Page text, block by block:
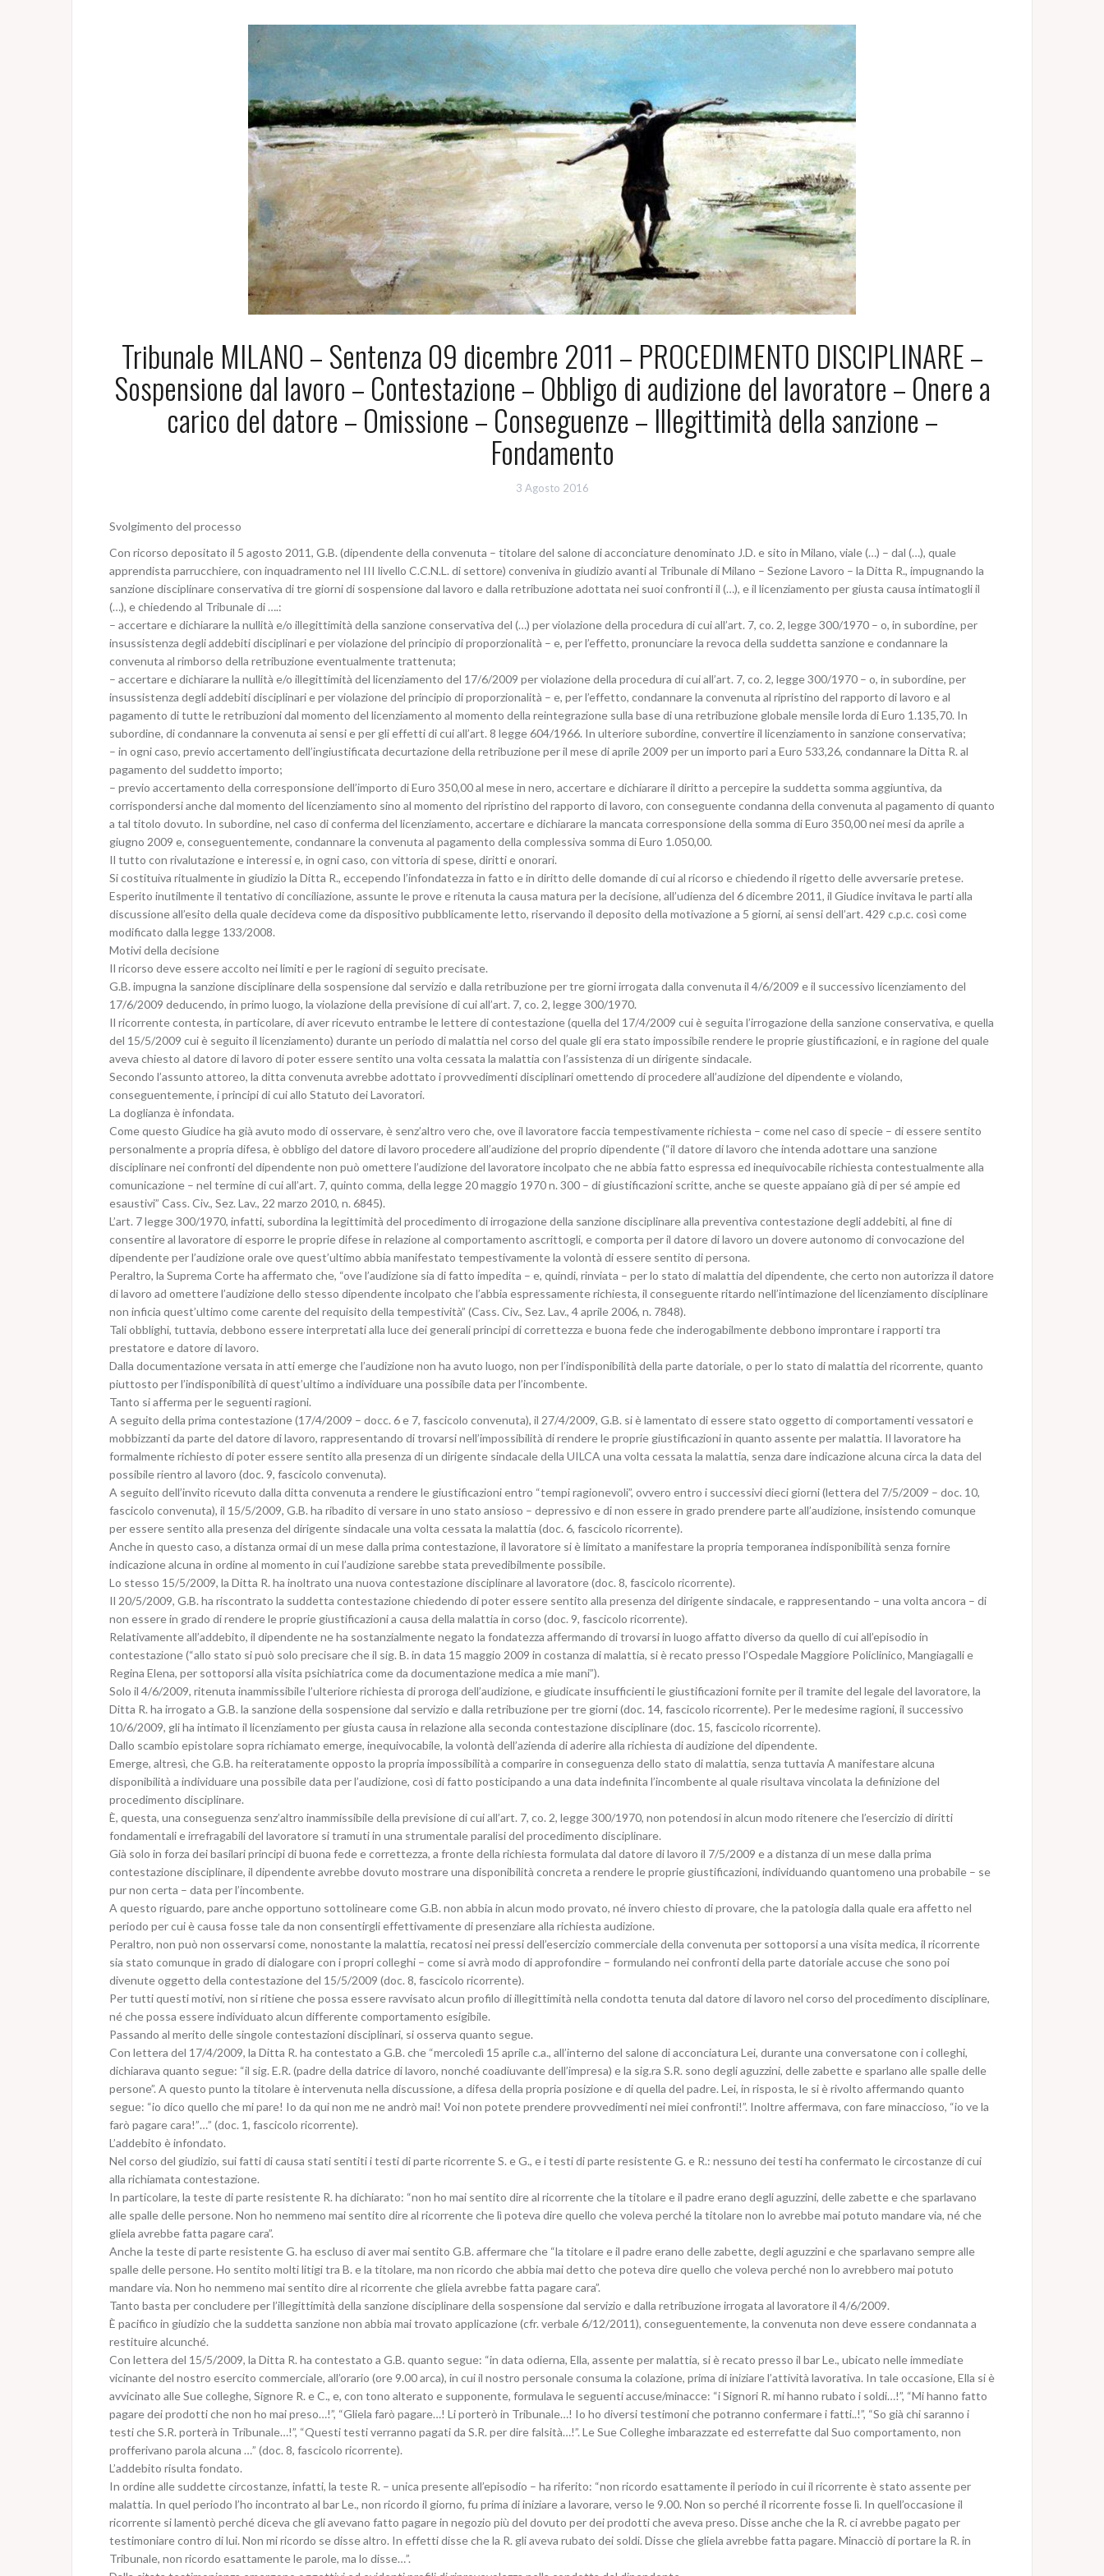
Tribunale MILANO – Sentenza 09 dicembre 2011 – PROCEDIMENTO DISCIPLINARE –
Sospensione dal lavoro – Contestazione – Obbligo di audizione del lavoratore – Onere a
carico del datore – Omissione – Conseguenze – Illegittimità della sanzione –
Fondamento
3 Agosto 2016
Svolgimento del processo
Con ricorso depositato il 5 agosto 2011, G.B. (dipendente della convenuta – titolare del salone di acconciature denominato J.D. e sito in Milano, viale (…) – dal (…), quale
apprendista parrucchiere, con inquadramento nel III livello C.C.N.L. di settore) conveniva in giudizio avanti al Tribunale di Milano – Sezione Lavoro – la Ditta R., impugnando la
sanzione disciplinare conservativa di tre giorni di sospensione dal lavoro e dalla retribuzione adottata nei suoi confronti il (…), e il licenziamento per giusta causa intimatogli il
(…), e chiedendo al Tribunale di ….:
– accertare e dichiarare la nullità e/o illegittimità della sanzione conservativa del (…) per violazione della procedura di cui all’art. 7, co. 2, legge 300/1970 – o, in subordine, per
insussistenza degli addebiti disciplinari e per violazione del principio di proporzionalità – e, per l’effetto, pronunciare la revoca della suddetta sanzione e condannare la
convenuta al rimborso della retribuzione eventualmente trattenuta;
– accertare e dichiarare la nullità e/o illegittimità del licenziamento del 17/6/2009 per violazione della procedura di cui all’art. 7, co. 2, legge 300/1970 – o, in subordine, per
insussistenza degli addebiti disciplinari e per violazione del principio di proporzionalità – e, per l’effetto, condannare la convenuta al ripristino del rapporto di lavoro e al
pagamento di tutte le retribuzioni dal momento del licenziamento al momento della reintegrazione sulla base di una retribuzione globale mensile lorda di Euro 1.135,70. In
subordine, di condannare la convenuta ai sensi e per gli effetti di cui all’art. 8 legge 604/1966. In ulteriore subordine, convertire il licenziamento in sanzione conservativa;
– in ogni caso, previo accertamento dell’ingiustificata decurtazione della retribuzione per il mese di aprile 2009 per un importo pari a Euro 533,26, condannare la Ditta R. al
pagamento del suddetto importo;
– previo accertamento della corresponsione dell’importo di Euro 350,00 al mese in nero, accertare e dichiarare il diritto a percepire la suddetta somma aggiuntiva, da
corrispondersi anche dal momento del licenziamento sino al momento del ripristino del rapporto di lavoro, con conseguente condanna della convenuta al pagamento di quanto
a tal titolo dovuto. In subordine, nel caso di conferma del licenziamento, accertare e dichiarare la mancata corresponsione della somma di Euro 350,00 nei mesi da aprile a
giugno 2009 e, conseguentemente, condannare la convenuta al pagamento della complessiva somma di Euro 1.050,00.
Il tutto con rivalutazione e interessi e, in ogni caso, con vittoria di spese, diritti e onorari.
Si costituiva ritualmente in giudizio la Ditta R., eccependo l’infondatezza in fatto e in diritto delle domande di cui al ricorso e chiedendo il rigetto delle avversarie pretese.
Esperito inutilmente il tentativo di conciliazione, assunte le prove e ritenuta la causa matura per la decisione, all’udienza del 6 dicembre 2011, il Giudice invitava le parti alla
discussione all’esito della quale decideva come da dispositivo pubblicamente letto, riservando il deposito della motivazione a 5 giorni, ai sensi dell’art. 429 c.p.c. così come
modificato dalla legge 133/2008.
Motivi della decisione
Il ricorso deve essere accolto nei limiti e per le ragioni di seguito precisate.
G.B. impugna la sanzione disciplinare della sospensione dal servizio e dalla retribuzione per tre giorni irrogata dalla convenuta il 4/6/2009 e il successivo licenziamento del
17/6/2009 deducendo, in primo luogo, la violazione della previsione di cui all’art. 7, co. 2, legge 300/1970.
Il ricorrente contesta, in particolare, di aver ricevuto entrambe le lettere di contestazione (quella del 17/4/2009 cui è seguita l’irrogazione della sanzione conservativa, e quella
del 15/5/2009 cui è seguito il licenziamento) durante un periodo di malattia nel corso del quale gli era stato impossibile rendere le proprie giustificazioni, e in ragione del quale
aveva chiesto al datore di lavoro di poter essere sentito una volta cessata la malattia con l’assistenza di un dirigente sindacale.
Secondo l’assunto attoreo, la ditta convenuta avrebbe adottato i provvedimenti disciplinari omettendo di procedere all’audizione del dipendente e violando,
conseguentemente, i principi di cui allo Statuto dei Lavoratori.
La doglianza è infondata.
Come questo Giudice ha già avuto modo di osservare, è senz’altro vero che, ove il lavoratore faccia tempestivamente richiesta – come nel caso di specie – di essere sentito
personalmente a propria difesa, è obbligo del datore di lavoro procedere all’audizione del proprio dipendente (“il datore di lavoro che intenda adottare una sanzione
disciplinare nei confronti del dipendente non può omettere l’audizione del lavoratore incolpato che ne abbia fatto espressa ed inequivocabile richiesta contestualmente alla
comunicazione – nel termine di cui all’art. 7, quinto comma, della legge 20 maggio 1970 n. 300 – di giustificazioni scritte, anche se queste appaiano già di per sé ampie ed
esaustivi” Cass. Civ., Sez. Lav., 22 marzo 2010, n. 6845).
L’art. 7 legge 300/1970, infatti, subordina la legittimità del procedimento di irrogazione della sanzione disciplinare alla preventiva contestazione degli addebiti, al fine di
consentire al lavoratore di esporre le proprie difese in relazione al comportamento ascrittogli, e comporta per il datore di lavoro un dovere autonomo di convocazione del
dipendente per l’audizione orale ove quest’ultimo abbia manifestato tempestivamente la volontà di essere sentito di persona.
Peraltro, la Suprema Corte ha affermato che, “ove l’audizione sia di fatto impedita – e, quindi, rinviata – per lo stato di malattia del dipendente, che certo non autorizza il datore
di lavoro ad omettere l’audizione dello stesso dipendente incolpato che l’abbia espressamente richiesta, il conseguente ritardo nell’intimazione del licenziamento disciplinare
non inficia quest’ultimo come carente del requisito della tempestività” (Cass. Civ., Sez. Lav., 4 aprile 2006, n. 7848).
Tali obblighi, tuttavia, debbono essere interpretati alla luce dei generali principi di correttezza e buona fede che inderogabilmente debbono improntare i rapporti tra
prestatore e datore di lavoro.
Dalla documentazione versata in atti emerge che l’audizione non ha avuto luogo, non per l’indisponibilità della parte datoriale, o per lo stato di malattia del ricorrente, quanto
piuttosto per l’indisponibilità di quest’ultimo a individuare una possibile data per l’incombente.
Tanto si afferma per le seguenti ragioni.
A seguito della prima contestazione (17/4/2009 – docc. 6 e 7, fascicolo convenuta), il 27/4/2009, G.B. si è lamentato di essere stato oggetto di comportamenti vessatori e
mobbizzanti da parte del datore di lavoro, rappresentando di trovarsi nell’impossibilità di rendere le proprie giustificazioni in quanto assente per malattia. Il lavoratore ha
formalmente richiesto di poter essere sentito alla presenza di un dirigente sindacale della UILCA una volta cessata la malattia, senza dare indicazione alcuna circa la data del
possibile rientro al lavoro (doc. 9, fascicolo convenuta).
A seguito dell’invito ricevuto dalla ditta convenuta a rendere le giustificazioni entro “tempi ragionevoli”, ovvero entro i successivi dieci giorni (lettera del 7/5/2009 – doc. 10,
fascicolo convenuta), il 15/5/2009, G.B. ha ribadito di versare in uno stato ansioso – depressivo e di non essere in grado prendere parte all’audizione, insistendo comunque
per essere sentito alla presenza del dirigente sindacale una volta cessata la malattia (doc. 6, fascicolo ricorrente).
Anche in questo caso, a distanza ormai di un mese dalla prima contestazione, il lavoratore si è limitato a manifestare la propria temporanea indisponibilità senza fornire
indicazione alcuna in ordine al momento in cui l’audizione sarebbe stata prevedibilmente possibile.
Lo stesso 15/5/2009, la Ditta R. ha inoltrato una nuova contestazione disciplinare al lavoratore (doc. 8, fascicolo ricorrente).
Il 20/5/2009, G.B. ha riscontrato la suddetta contestazione chiedendo di poter essere sentito alla presenza del dirigente sindacale, e rappresentando – una volta ancora – di
non essere in grado di rendere le proprie giustificazioni a causa della malattia in corso (doc. 9, fascicolo ricorrente).
Relativamente all’addebito, il dipendente ne ha sostanzialmente negato la fondatezza affermando di trovarsi in luogo affatto diverso da quello di cui all’episodio in
contestazione (“allo stato si può solo precisare che il sig. B. in data 15 maggio 2009 in costanza di malattia, si è recato presso l’Ospedale Maggiore Policlinico, Mangiagalli e
Regina Elena, per sottoporsi alla visita psichiatrica come da documentazione medica a mie mani”).
Solo il 4/6/2009, ritenuta inammissibile l’ulteriore richiesta di proroga dell’audizione, e giudicate insufficienti le giustificazioni fornite per il tramite del legale del lavoratore, la
Ditta R. ha irrogato a G.B. la sanzione della sospensione dal servizio e dalla retribuzione per tre giorni (doc. 14, fascicolo ricorrente). Per le medesime ragioni, il successivo
10/6/2009, gli ha intimato il licenziamento per giusta causa in relazione alla seconda contestazione disciplinare (doc. 15, fascicolo ricorrente).
Dallo scambio epistolare sopra richiamato emerge, inequivocabile, la volontà dell’azienda di aderire alla richiesta di audizione del dipendente.
Emerge, altresì, che G.B. ha reiteratamente opposto la propria impossibilità a comparire in conseguenza dello stato di malattia, senza tuttavia A manifestare alcuna
disponibilità a individuare una possibile data per l’audizione, così di fatto posticipando a una data indefinita l’incombente al quale risultava vincolata la definizione del
procedimento disciplinare.
È, questa, una conseguenza senz’altro inammissibile della previsione di cui all’art. 7, co. 2, legge 300/1970, non potendosi in alcun modo ritenere che l’esercizio di diritti
fondamentali e irrefragabili del lavoratore si tramuti in una strumentale paralisi del procedimento disciplinare.
Già solo in forza dei basilari principi di buona fede e correttezza, a fronte della richiesta formulata dal datore di lavoro il 7/5/2009 e a distanza di un mese dalla prima
contestazione disciplinare, il dipendente avrebbe dovuto mostrare una disponibilità concreta a rendere le proprie giustificazioni, individuando quantomeno una probabile – se
pur non certa – data per l’incombente.
A questo riguardo, pare anche opportuno sottolineare come G.B. non abbia in alcun modo provato, né invero chiesto di provare, che la patologia dalla quale era affetto nel
periodo per cui è causa fosse tale da non consentirgli effettivamente di presenziare alla richiesta audizione.
Peraltro, non può non osservarsi come, nonostante la malattia, recatosi nei pressi dell’esercizio commerciale della convenuta per sottoporsi a una visita medica, il ricorrente
sia stato comunque in grado di dialogare con i propri colleghi – come si avrà modo di approfondire – formulando nei confronti della parte datoriale accuse che sono poi
divenute oggetto della contestazione del 15/5/2009 (doc. 8, fascicolo ricorrente).
Per tutti questi motivi, non si ritiene che possa essere ravvisato alcun profilo di illegittimità nella condotta tenuta dal datore di lavoro nel corso del procedimento disciplinare,
né che possa essere individuato alcun differente comportamento esigibile.
Passando al merito delle singole contestazioni disciplinari, si osserva quanto segue.
Con lettera del 17/4/2009, la Ditta R. ha contestato a G.B. che “mercoledì 15 aprile c.a., all’interno del salone di acconciatura Lei, durante una conversatone con i colleghi,
dichiarava quanto segue: “il sig. E.R. (padre della datrice di lavoro, nonché coadiuvante dell’impresa) e la sig.ra S.R. sono degli aguzzini, delle zabette e sparlano alle spalle delle
persone”. A questo punto la titolare è intervenuta nella discussione, a difesa della propria posizione e di quella del padre. Lei, in risposta, le si è rivolto affermando quanto
segue: “io dico quello che mi pare! Io da qui non me ne andrò mai! Voi non potete prendere provvedimenti nei miei confronti!”. Inoltre affermava, con fare minaccioso, “io ve la
farò pagare cara!”…” (doc. 1, fascicolo ricorrente).
L’addebito è infondato.
Nel corso del giudizio, sui fatti di causa stati sentiti i testi di parte ricorrente S. e G., e i testi di parte resistente G. e R.: nessuno dei testi ha confermato le circostanze di cui
alla richiamata contestazione.
In particolare, la teste di parte resistente R. ha dichiarato: “non ho mai sentito dire al ricorrente che la titolare e il padre erano degli aguzzini, delle zabette e che sparlavano
alle spalle delle persone. Non ho nemmeno mai sentito dire al ricorrente che lì poteva dire quello che voleva perché la titolare non lo avrebbe mai potuto mandare via, né che
gliela avrebbe fatta pagare cara”.
Anche la teste di parte resistente G. ha escluso di aver mai sentito G.B. affermare che “la titolare e il padre erano delle zabette, degli aguzzini e che sparlavano sempre alle
spalle delle persone. Ho sentito molti litigi tra B. e la titolare, ma non ricordo che abbia mai detto che poteva dire quello che voleva perché non lo avrebbero mai potuto
mandare via. Non ho nemmeno mai sentito dire al ricorrente che gliela avrebbe fatta pagare cara”.
Tanto basta per concludere per l’illegittimità della sanzione disciplinare della sospensione dal servizio e dalla retribuzione irrogata al lavoratore il 4/6/2009.
È pacifico in giudizio che la suddetta sanzione non abbia mai trovato applicazione (cfr. verbale 6/12/2011), conseguentemente, la convenuta non deve essere condannata a
restituire alcunché.
Con lettera del 15/5/2009, la Ditta R. ha contestato a G.B. quanto segue: “in data odierna, Ella, assente per malattia, si è recato presso il bar Le., ubicato nelle immediate
vicinante del nostro esercito commerciale, all’orario (ore 9.00 arca), in cui il nostro personale consuma la colazione, prima di iniziare l’attività lavorativa. In tale occasione, Ella si è
avvicinato alle Sue colleghe, Signore R. e C., e, con tono alterato e supponente, formulava le seguenti accuse/minacce: “i Signori R. mi hanno rubato i soldi…!”, “Mi hanno fatto
pagare dei prodotti che non ho mai preso…!”, “Gliela farò pagare…! Li porterò in Tribunale…! Io ho diversi testimoni che potranno confermare i fatti..!”, “So già chi saranno i
testi che S.R. porterà in Tribunale…!”, “Questi testi verranno pagati da S.R. per dire falsità…!”. Le Sue Colleghe imbarazzate ed esterrefatte dal Suo comportamento, non
profferivano parola alcuna …” (doc. 8, fascicolo ricorrente).
L’addebito risulta fondato.
In ordine alle suddette circostanze, infatti, la teste R. – unica presente all’episodio – ha riferito: “non ricordo esattamente il periodo in cui il ricorrente è stato assente per
malattia. In quel periodo l’ho incontrato al bar Le., non ricordo il giorno, fu prima di iniziare a lavorare, verso le 9.00. Non so perché il ricorrente fosse lì. In quell’occasione il
ricorrente si lamentò perché diceva che gli avevano fatto pagare in negozio più del dovuto per dei prodotti che aveva preso. Disse anche che la R. ci avrebbe pagato per
testimoniare contro di lui. Non mi ricordo se disse altro. In effetti disse che la R. gli aveva rubato dei soldi. Disse che gliela avrebbe fatta pagare. Minacciò di portare la R. in
Tribunale, non ricordo esattamente le parole, ma lo disse…”.